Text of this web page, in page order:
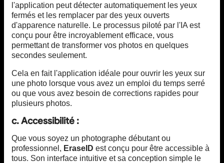
l'application peut détecter automatiquement les yeux
fermés et les remplacer par des yeux ouverts
d'apparence naturelle. Le processus piloté par l'IA est
conçu pour être incroyablement efficace, vous
permettant de transformer vos photos en quelques
secondes seulement.
Cela en fait l'application idéale pour ouvrir les yeux sur
une photo lorsque vous avez un emploi du temps serré
ou que vous avez besoin de corrections rapides pour
plusieurs photos.
c. Accessibilité :
Que vous soyez un photographe débutant ou
professionnel, EraseID est conçu pour être accessible à
tous. Son interface intuitive et sa conception simple le